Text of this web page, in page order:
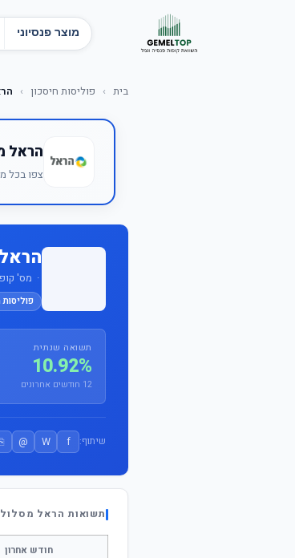
מוצר פנסיוני
בית › פוליסות חיסכון ›
הראל
צפו בכל
הראל
· מס' קופה:
פוליסות
תשואה שנתית
10.92%
12 חודשים אחרונים
שיתוף: f
W
@
תשואות הראל מסלול לבני
חודש אחרון